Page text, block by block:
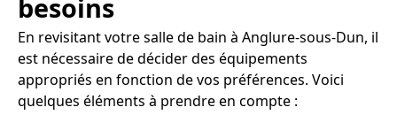
besoins
En revisitant votre salle de bain à Anglure-sous-Dun, il
est nécessaire de décider des équipements
appropriés en fonction de vos préférences. Voici
quelques éléments à prendre en compte :